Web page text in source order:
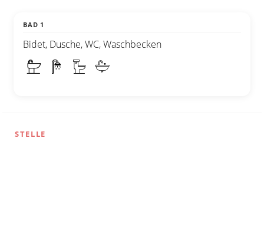
BAD 1
Bidet, Dusche, WC, Waschbecken
STELLE